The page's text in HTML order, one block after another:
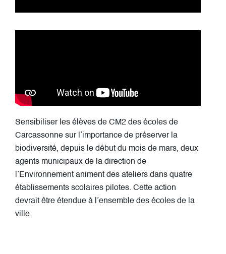
Sensibiliser les élèves de CM2 des écoles de
Carcassonne sur l’importance de préserver la
biodiversité, depuis le début du mois de mars, deux
agents municipaux de la direction de
l’Environnement animent des ateliers dans quatre
établissements scolaires pilotes. Cette action
devrait être étendue à l’ensemble des écoles de la
ville.